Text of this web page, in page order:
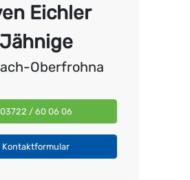
Eichler
Jähnige
Oberfrohna
03722 / 60 06 06
Kontaktformular